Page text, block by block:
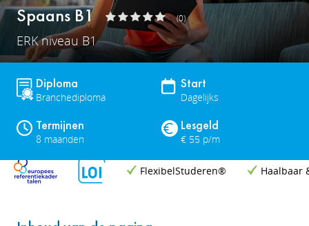
Spaans B1 (0)
ERK niveau B1
Diploma
Branchediploma
Start
Dagelijks
Termijnen
8 maanden
Lesgeld
€ 55 p/m
FlexibelStuderen® Haalbaar